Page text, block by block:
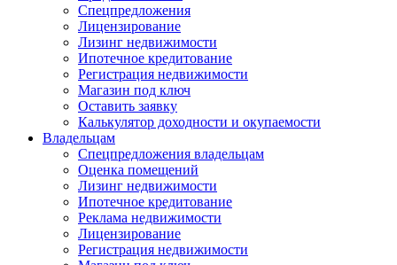
Спецпредложения
Лицензирование
Лизинг недвижимости
Ипотечное кредитование
Регистрация недвижимости
Магазин под ключ
Оставить заявку
Калькулятор доходности и окупаемости
Владельцам
Спецпредложения владельцам
Оценка помещений
Лизинг недвижимости
Ипотечное кредитование
Реклама недвижимости
Лицензирование
Регистрация недвижимости